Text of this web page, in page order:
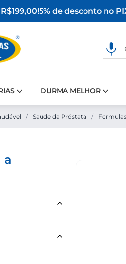
5% de desconto no PIX
DURMA MELHOR
/ Saúde da Próstata /